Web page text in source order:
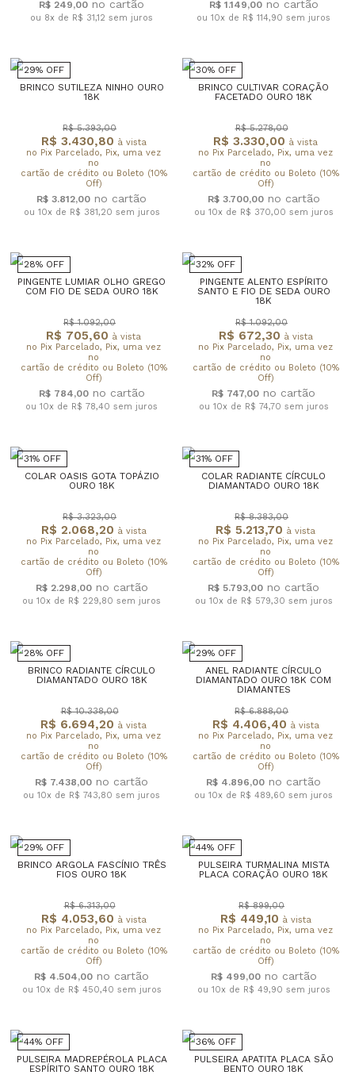
R$ 249,00
ou 8x de R$ 31,12 sem juros
R$ 1.149,00
ou 10x de R$ 114,90 sem juros
29% OFF
BRINCO SUTILEZA NINHO OURO
18K
R$ 3.430,80 à vista
no Pix Parcelado, Pix, uma vez
no
cartão de crédito ou Boleto (10%
Off)
R$ 5.393,00
R$ 3.812,00
ou 10x de R$ 381,20 sem juros
30% OFF
BRINCO CULTIVAR CORAÇÃO
FACETADO OURO 18K
R$ 3.330,00 à vista
no Pix Parcelado, Pix, uma vez
no
cartão de crédito ou Boleto (10%
Off)
R$ 5.278,00
R$ 3.700,00
ou 10x de R$ 370,00 sem juros
28% OFF
PINGENTE LUMIAR OLHO GREGO
COM FIO DE SEDA OURO 18K
R$ 705,60 à vista
no Pix Parcelado, Pix, uma vez
no
cartão de crédito ou Boleto (10%
Off)
R$ 1.092,00
R$ 784,00
ou 10x de R$ 78,40 sem juros
32% OFF
PINGENTE ALENTO ESPÍRITO
SANTO E FIO DE SEDA OURO
18K
R$ 672,30 à vista
no Pix Parcelado, Pix, uma vez
no
cartão de crédito ou Boleto (10%
Off)
R$ 1.092,00
R$ 747,00
ou 10x de R$ 74,70 sem juros
31% OFF
COLAR OASIS GOTA TOPÁZIO
OURO 18K
R$ 2.068,20 à vista
no Pix Parcelado, Pix, uma vez
no
cartão de crédito ou Boleto (10%
Off)
R$ 3.323,00
R$ 2.298,00
ou 10x de R$ 229,80 sem juros
31% OFF
COLAR RADIANTE CÍRCULO
DIAMANTADO OURO 18K
R$ 5.213,70 à vista
no Pix Parcelado, Pix, uma vez
no
cartão de crédito ou Boleto (10%
Off)
R$ 8.383,00
R$ 5.793,00
ou 10x de R$ 579,30 sem juros
28% OFF
BRINCO RADIANTE CÍRCULO
DIAMANTADO OURO 18K
R$ 6.694,20 à vista
no Pix Parcelado, Pix, uma vez
no
cartão de crédito ou Boleto (10%
Off)
R$ 10.338,00
R$ 7.438,00
ou 10x de R$ 743,80 sem juros
29% OFF
ANEL RADIANTE CÍRCULO
DIAMANTADO OURO 18K COM
DIAMANTES
R$ 4.406,40 à vista
no Pix Parcelado, Pix, uma vez
no
cartão de crédito ou Boleto (10%
Off)
R$ 6.888,00
R$ 4.896,00
ou 10x de R$ 489,60 sem juros
29% OFF
BRINCO ARGOLA FASCÍNIO TRÊS
FIOS OURO 18K
R$ 4.053,60 à vista
no Pix Parcelado, Pix, uma vez
no
cartão de crédito ou Boleto (10%
Off)
R$ 6.313,00
R$ 4.504,00
ou 10x de R$ 450,40 sem juros
44% OFF
PULSEIRA TURMALINA MISTA
PLACA CORAÇÃO OURO 18K
R$ 449,10 à vista
no Pix Parcelado, Pix, uma vez
no
cartão de crédito ou Boleto (10%
Off)
R$ 899,00
R$ 499,00
ou 10x de R$ 49,90 sem juros
44% OFF
PULSEIRA MADREPÉROLA PLACA
ESPÍRITO SANTO OURO 18K
36% OFF
PULSEIRA APATITA PLACA SÃO
BENTO OURO 18K